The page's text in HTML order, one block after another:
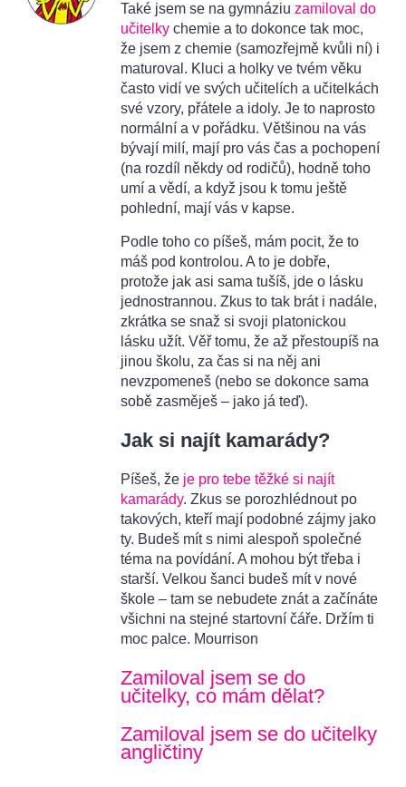
Také jsem se na gymnáziu zamiloval do
učitelky chemie a to dokonce tak moc,
že jsem z chemie (samozřejmě kvůli ní) i
maturoval. Kluci a holky ve tvém věku
často vidí ve svých učitelích a učitelkách
své vzory, přátele a idoly. Je to naprosto
normální a v pořádku. Většinou na vás
bývají milí, mají pro vás čas a pochopení
(na rozdíl někdy od rodičů), hodně toho
umí a vědí, a když jsou k tomu ještě
pohlední, mají vás v kapse.
Podle toho co píšeš, mám pocit, že to
máš pod kontrolou. A to je dobře,
protože jak asi sama tušíš, jde o lásku
jednostrannou. Zkus to tak brát i nadále,
zkrátka se snaž si svoji platonickou
lásku užít. Věř tomu, že až přestoupíš na
jinou školu, za čas si na něj ani
nevzpomeneš (nebo se dokonce sama
sobě zasměješ – jako já teď).
Jak si najít kamarády?
Píšeš, že je pro tebe těžké si najít
kamarády. Zkus se porozhlédnout po
takových, kteří mají podobné zájmy jako
ty. Budeš mít s nimi alespoň společné
téma na povídání. A mohou být třeba i
starší. Velkou šanci budeš mít v nové
škole – tam se nebudete znát a začínáte
všichni na stejné startovní čáře. Držím ti
moc palce. Mourrison
Zamiloval jsem se do
učitelky, co mám dělat?
Zamiloval jsem se do učitelky
angličtiny